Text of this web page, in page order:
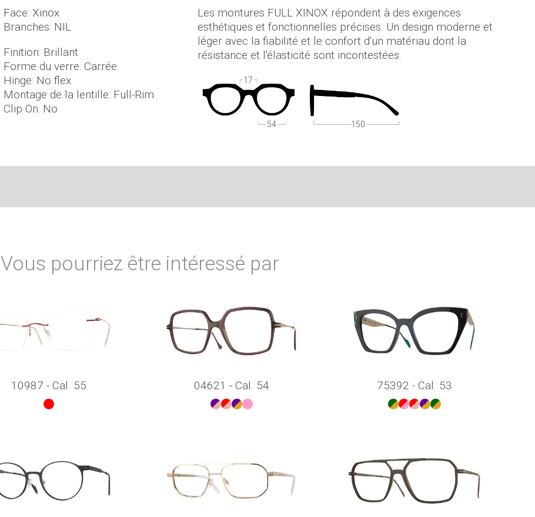
Face: Xinox
Branches: NIL
Finition: Brillant
Forme du verre: Carrée
Hinge: No flex
Montage de la lentille: Full-Rim
Clip On: No
Les montures FULL XINOX répondent à des exigences
esthétiques et fonctionnelles précises. Un design moderne et
léger avec la fiabilité et le confort d'un matériau dont la
résistance et l'élasticité sont incontestées.
54
17
150
Vous pourriez être intéressé par
10987 - Cal. 55 04621 - Cal. 54 75392 - Cal. 53